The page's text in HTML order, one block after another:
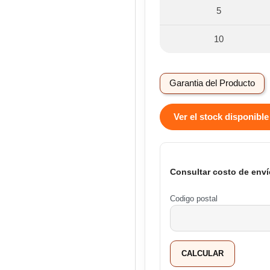
5
10
Garantia del Producto
Ver el stock
Consultar costo de
Codigo postal
CALCULAR